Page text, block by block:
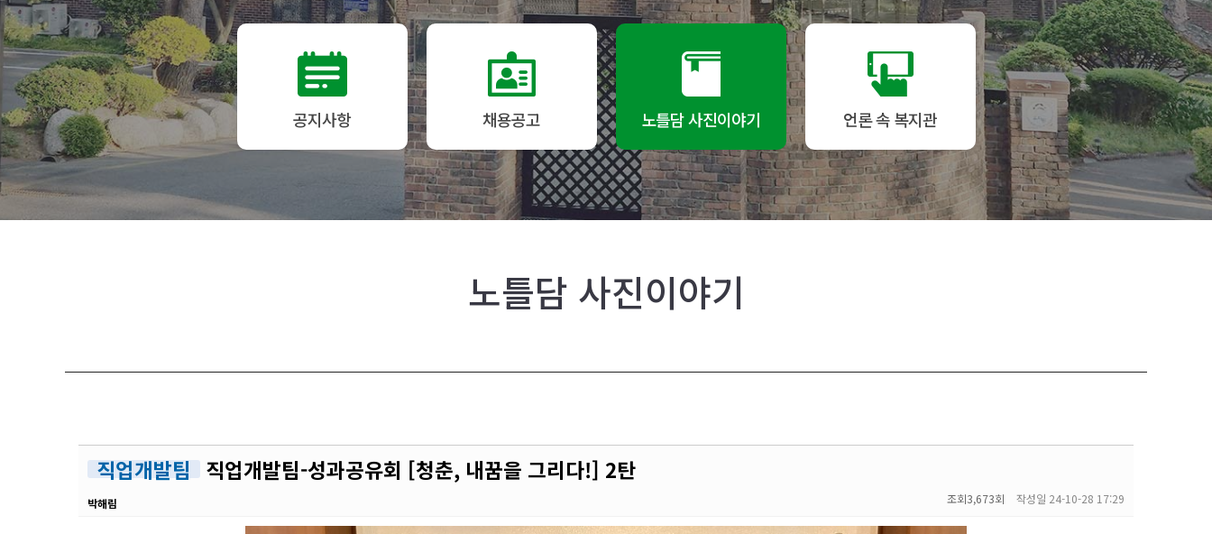
후원 신청
후원 소식
견학안내
조직도
이용자의 권리
셔틀버스 안내
찾아오시는 길
공지사항 채용공고 노틀담 사진이야기 언론 속 복지관
노틀담 사진이야기
직업개발팀 직업개발팀-성과공유회 [청춘, 내꿈을 그리다!] 2탄
박해림 조회3,673회 작성일 24-10-28 17:29